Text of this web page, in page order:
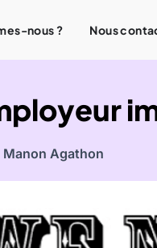
nous ? Nous
Manon Agathon